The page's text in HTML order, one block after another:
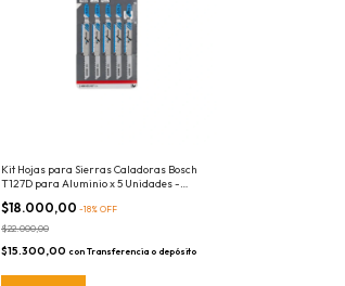
Kit Hojas para Sierras Caladoras Bosch
T127D para Aluminio x 5 Unidades -
Encastre T
$18.000,00 -18% OFF
$22.000,00
$15.300,00 con Transferencia o depósito